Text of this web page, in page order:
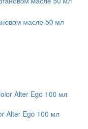
масле 50 мл
Alter Ego 100 мл